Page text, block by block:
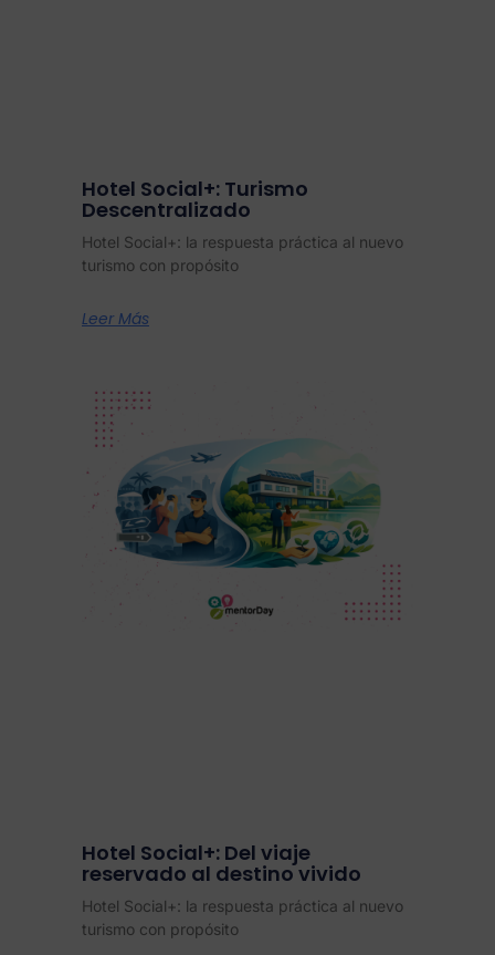
Hotel Social+: Turismo
Descentralizado
Hotel Social+: la respuesta práctica al nuevo
turismo con propósito
Leer Más
Hotel Social+: Del viaje
reservado al destino vivido
Hotel Social+: la respuesta práctica al nuevo
turismo con propósito